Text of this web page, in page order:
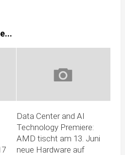
Data Center and AI
Technology Premiere:
AMD tischt am 13. Juni
neue Hardware auf